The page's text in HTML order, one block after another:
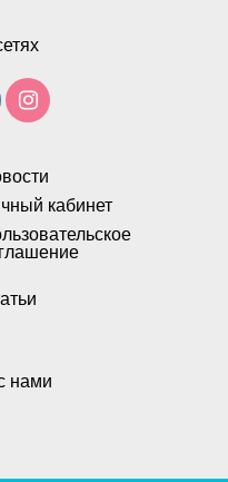
кабинет
нами